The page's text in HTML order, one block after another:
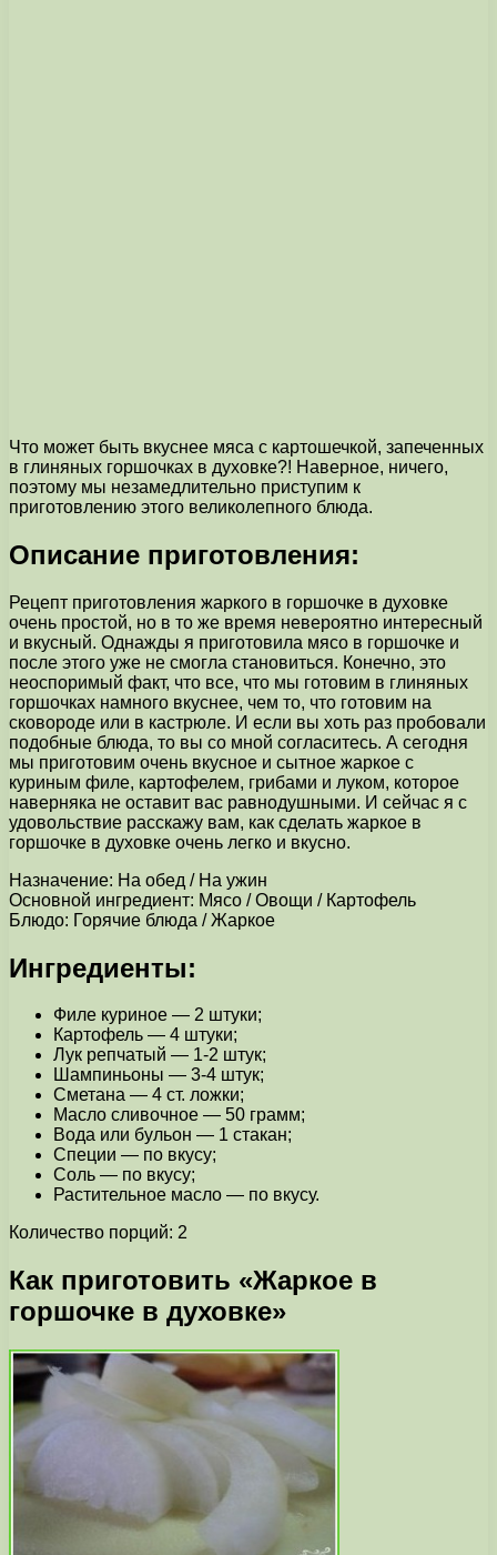
Что может быть вкуснее мяса с картошечкой, запеченных
в глиняных горшочках в духовке?! Наверное, ничего,
поэтому мы незамедлительно приступим к
приготовлению этого великолепного блюда.
Описание приготовления:
Рецепт приготовления жаркого в горшочке в духовке
очень простой, но в то же время невероятно интересный
и вкусный. Однажды я приготовила мясо в горшочке и
после этого уже не смогла становиться. Конечно, это
неоспоримый факт, что все, что мы готовим в глиняных
горшочках намного вкуснее, чем то, что готовим на
сковороде или в кастрюле. И если вы хоть раз пробовали
подобные блюда, то вы со мной согласитесь. А сегодня
мы приготовим очень вкусное и сытное жаркое с
куриным филе, картофелем, грибами и луком, которое
наверняка не оставит вас равнодушными. И сейчас я с
удовольствие расскажу вам, как сделать жаркое в
горшочке в духовке очень легко и вкусно.
Назначение: На обед / На ужин
Основной ингредиент: Мясо / Овощи / Картофель
Блюдо: Горячие блюда / Жаркое
Ингредиенты:
Филе куриное — 2 штуки;
Картофель — 4 штуки;
Лук репчатый — 1-2 штук;
Шампиньоны — 3-4 штук;
Сметана — 4 ст. ложки;
Масло сливочное — 50 грамм;
Вода или бульон — 1 стакан;
Специи — по вкусу;
Соль — по вкусу;
Растительное масло — по вкусу.
Количество порций: 2
Как приготовить «Жаркое в
горшочке в духовке»